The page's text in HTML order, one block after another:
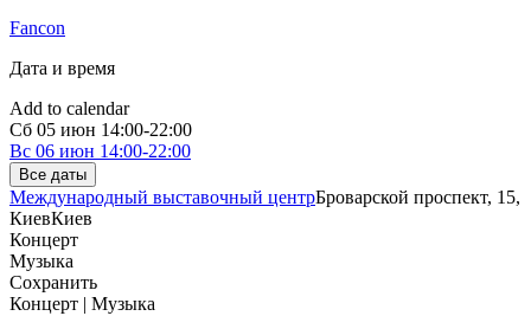
Fancon
Дата и время
Add to calendar
Сб 05 июн 14:00-22:00
Вс 06 июн 14:00-22:00
Все даты
Международный выставочный центрБроварской проспект, 15,
КиевКиев
Концерт
Музыка
Сохранить
Концерт | Музыка